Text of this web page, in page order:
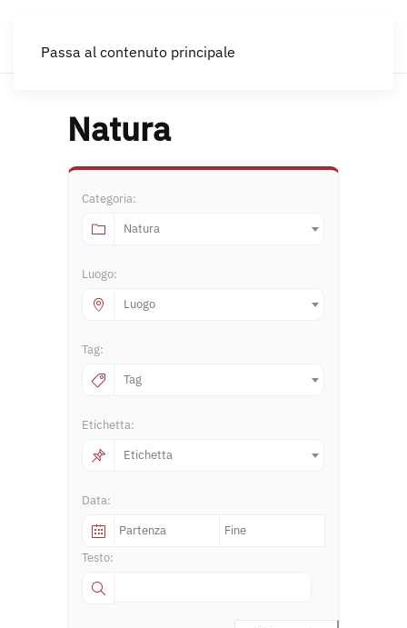
Passa al contenuto principale
Natura
Categoria:
Natura
Luogo:
Luogo
Tag:
Tag
Etichetta:
Etichetta
Data:
Testo: